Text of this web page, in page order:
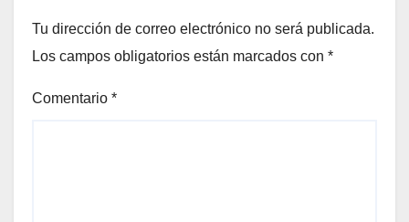
Tu dirección de correo electrónico no será publicada.
Los campos obligatorios están marcados con *
Comentario *